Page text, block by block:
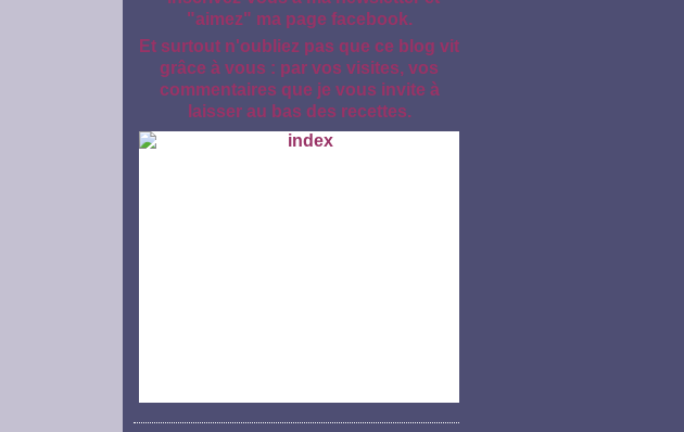
"aimez" ma page facebook.
Et surtout n'oubliez pas que ce blog vit
grâce à vous : par vos visites, vos
commentaires que je vous invite à
laisser au bas des recettes.